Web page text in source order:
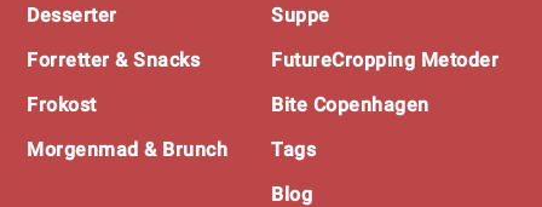
Desserter
Forretter & Snacks
Frokost
Morgenmad & Brunch
Suppe
FutureCropping Metoder
Bite Copenhagen
Tags
Blog